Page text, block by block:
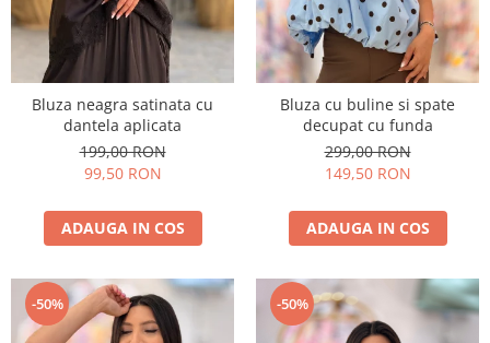
Bluza neagra satinata cu
dantela aplicata
199,00 RON
99,50 RON
ADAUGA IN COS
Bluza cu buline si spate
decupat cu funda
299,00 RON
149,50 RON
ADAUGA IN COS
-50% -50%